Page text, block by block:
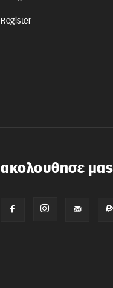
Register
ακολουθησε μας